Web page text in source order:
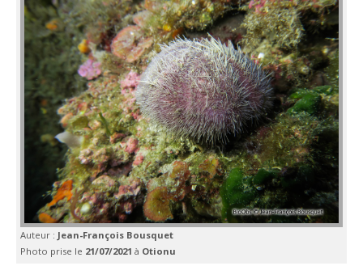
Auteur : Jean-François Bousquet
Photo prise le 21/07/2021 à Otionu